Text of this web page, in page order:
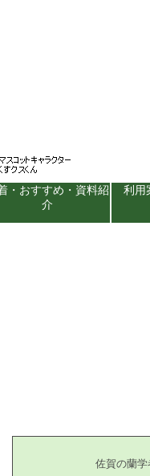
・おすすめ・資料紹
介
利用
佐賀の蘭学